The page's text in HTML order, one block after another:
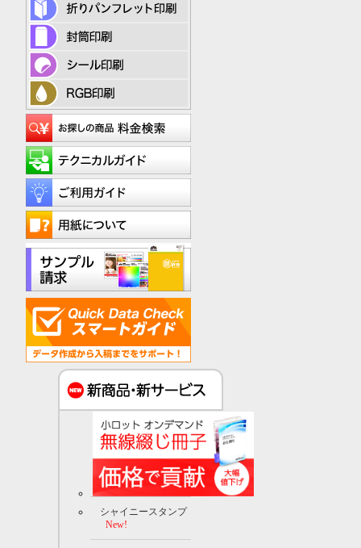
シャイニースタンプ
New!